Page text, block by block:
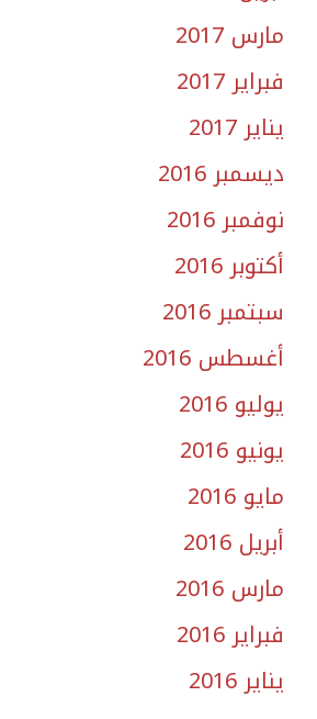
مارس 2017
فبراير 2017
يناير 2017
ديسمبر 2016
نوفمبر 2016
أكتوبر 2016
سبتمبر 2016
أغسطس 2016
يوليو 2016
يونيو 2016
مايو 2016
أبريل 2016
مارس 2016
فبراير 2016
يناير 2016